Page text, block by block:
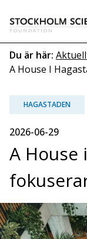
till
huvudinnehåll
Länkstig
Du är här:
A House I
HAGASTADEN
2026-06-29
A House